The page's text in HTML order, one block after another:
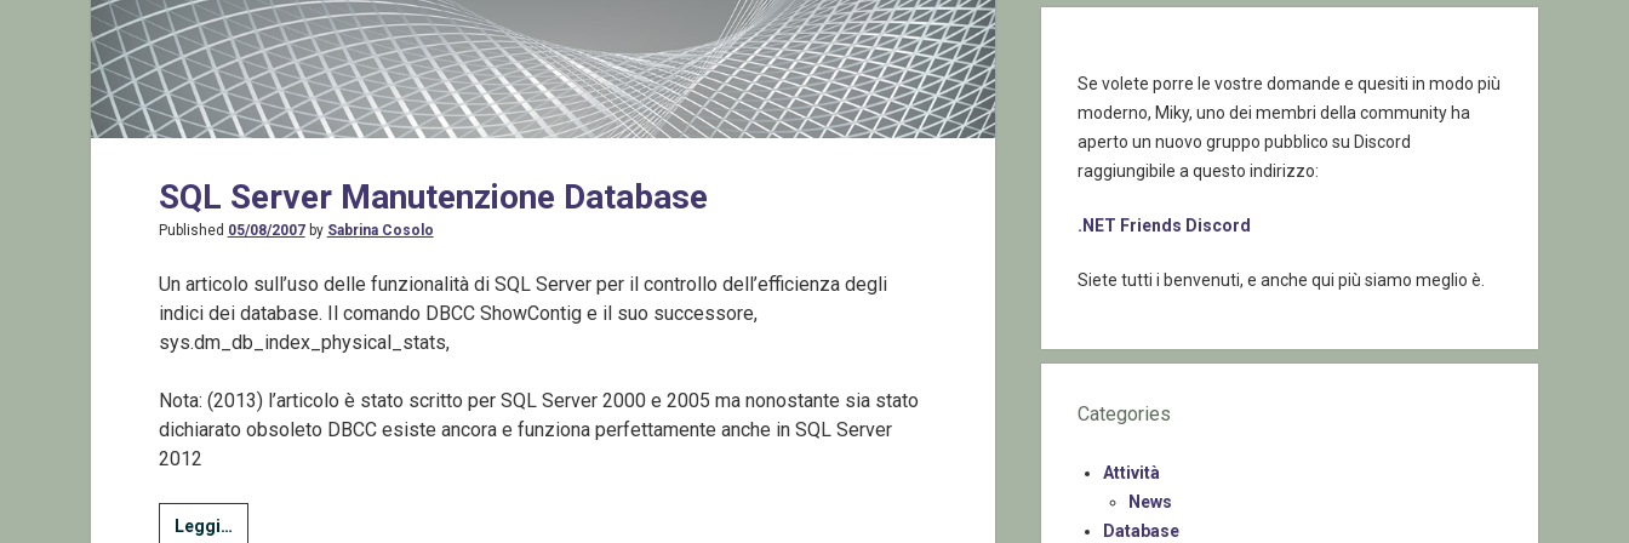
SQL Server Manutenzione Database
Published 05/08/2007by Sabrina Cosolo
Un articolo sull’uso delle funzionalità di SQL Server per il controllo dell’efficienza degli
indici dei database. Il comando DBCC ShowContig e il suo successore,
sys.dm_db_index_physical_stats,
Nota: (2013) l’articolo è stato scritto per SQL Server 2000 e 2005 ma nonostante sia stato
dichiarato obsoleto DBCC esiste ancora e funziona perfettamente anche in SQL Server
2012
Leggi…
Se volete porre le vostre domande e quesiti in modo più
moderno, Miky, uno dei membri della community ha
aperto un nuovo gruppo pubblico su Discord
raggiungibile a questo indirizzo:
.NET Friends Discord
Siete tutti i benvenuti, e anche qui più siamo meglio è.
Categories
Attività
News
Database